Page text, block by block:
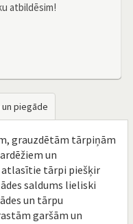
atbildēsim!
piegāde
grauzdētām tārpiņām
un
tārpi piešķir
saldums lieliski
un tārpu
garšām un